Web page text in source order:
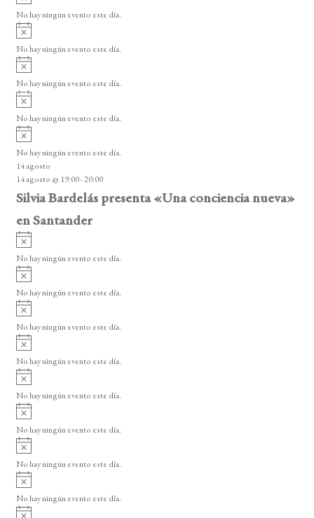
o
v
i
o
No hay ningún evento este día.
A
v
i
o
No hay ningún evento este día.
A
v
i
o
No hay ningún evento este día.
A
v
i
o
No hay ningún evento este día.
A
v
i
s
o
No hay ningún evento este día.
14 agosto
14 agosto @ 19:00-20:00
Silvia Bardelás presenta «Una conciencia nueva»
en Santander
A
v
i
o
No hay ningún evento este día.
A
v
i
o
No hay ningún evento este día.
A
v
i
o
No hay ningún evento este día.
A
v
i
o
No hay ningún evento este día.
A
v
i
o
No hay ningún evento este día.
A
v
i
o
No hay ningún evento este día.
A
v
i
o
No hay ningún evento este día.
A
v
i
No hay ningún evento este día.
A